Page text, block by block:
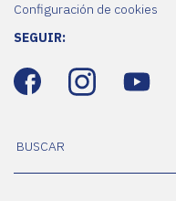
Configuración de cookies
SEGUIR: